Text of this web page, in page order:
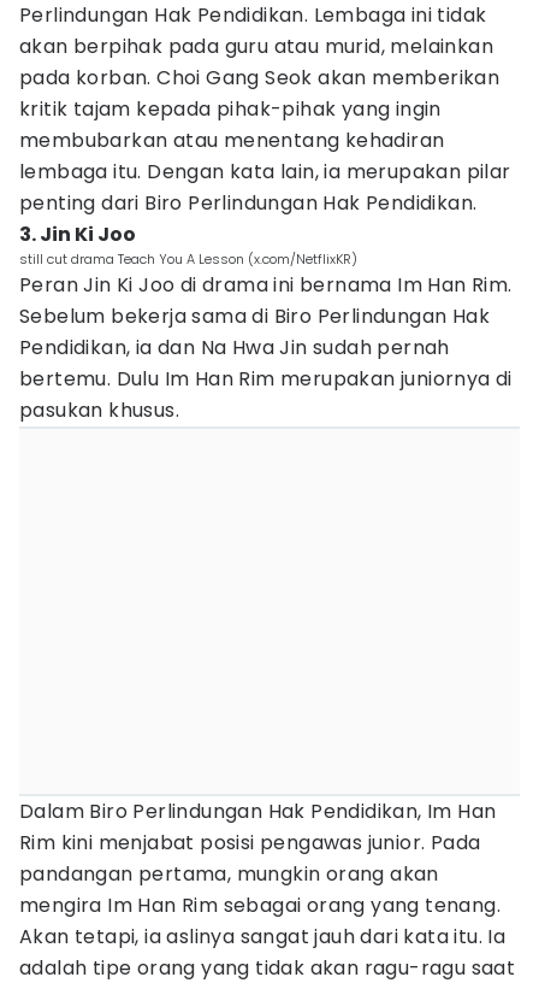
Perlindungan Hak Pendidikan. Lembaga ini tidak
akan berpihak pada guru atau murid, melainkan
pada korban. Choi Gang Seok akan memberikan
kritik tajam kepada pihak-pihak yang ingin
membubarkan atau menentang kehadiran
lembaga itu. Dengan kata lain, ia merupakan pilar
penting dari Biro Perlindungan Hak Pendidikan.
3. Jin Ki Joo
still cut drama Teach You A Lesson (x.com/NetflixKR)
Peran Jin Ki Joo di drama ini bernama Im Han Rim.
Sebelum bekerja sama di Biro Perlindungan Hak
Pendidikan, ia dan Na Hwa Jin sudah pernah
bertemu. Dulu Im Han Rim merupakan juniornya di
pasukan khusus.
Dalam Biro Perlindungan Hak Pendidikan, Im Han
Rim kini menjabat posisi pengawas junior. Pada
pandangan pertama, mungkin orang akan
mengira Im Han Rim sebagai orang yang tenang.
Akan tetapi, ia aslinya sangat jauh dari kata itu. Ia
adalah tipe orang yang tidak akan ragu-ragu saat